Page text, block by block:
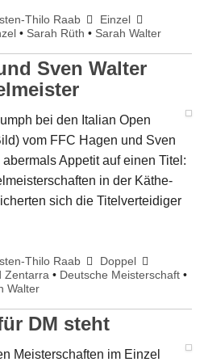
Thilo Raab
Einzel
• Sarah Rüth • Sarah Walter
Sven Walter
bei den Italian Open
vom FFC Hagen und Sven
Appetit auf einen Titel:
in der Käthe-
sich die Titelverteidiger
Thilo Raab
Doppel
Zentarra • Deutsche Meisterschaft •
Walter
DM steht
Meisterschaften im Einzel